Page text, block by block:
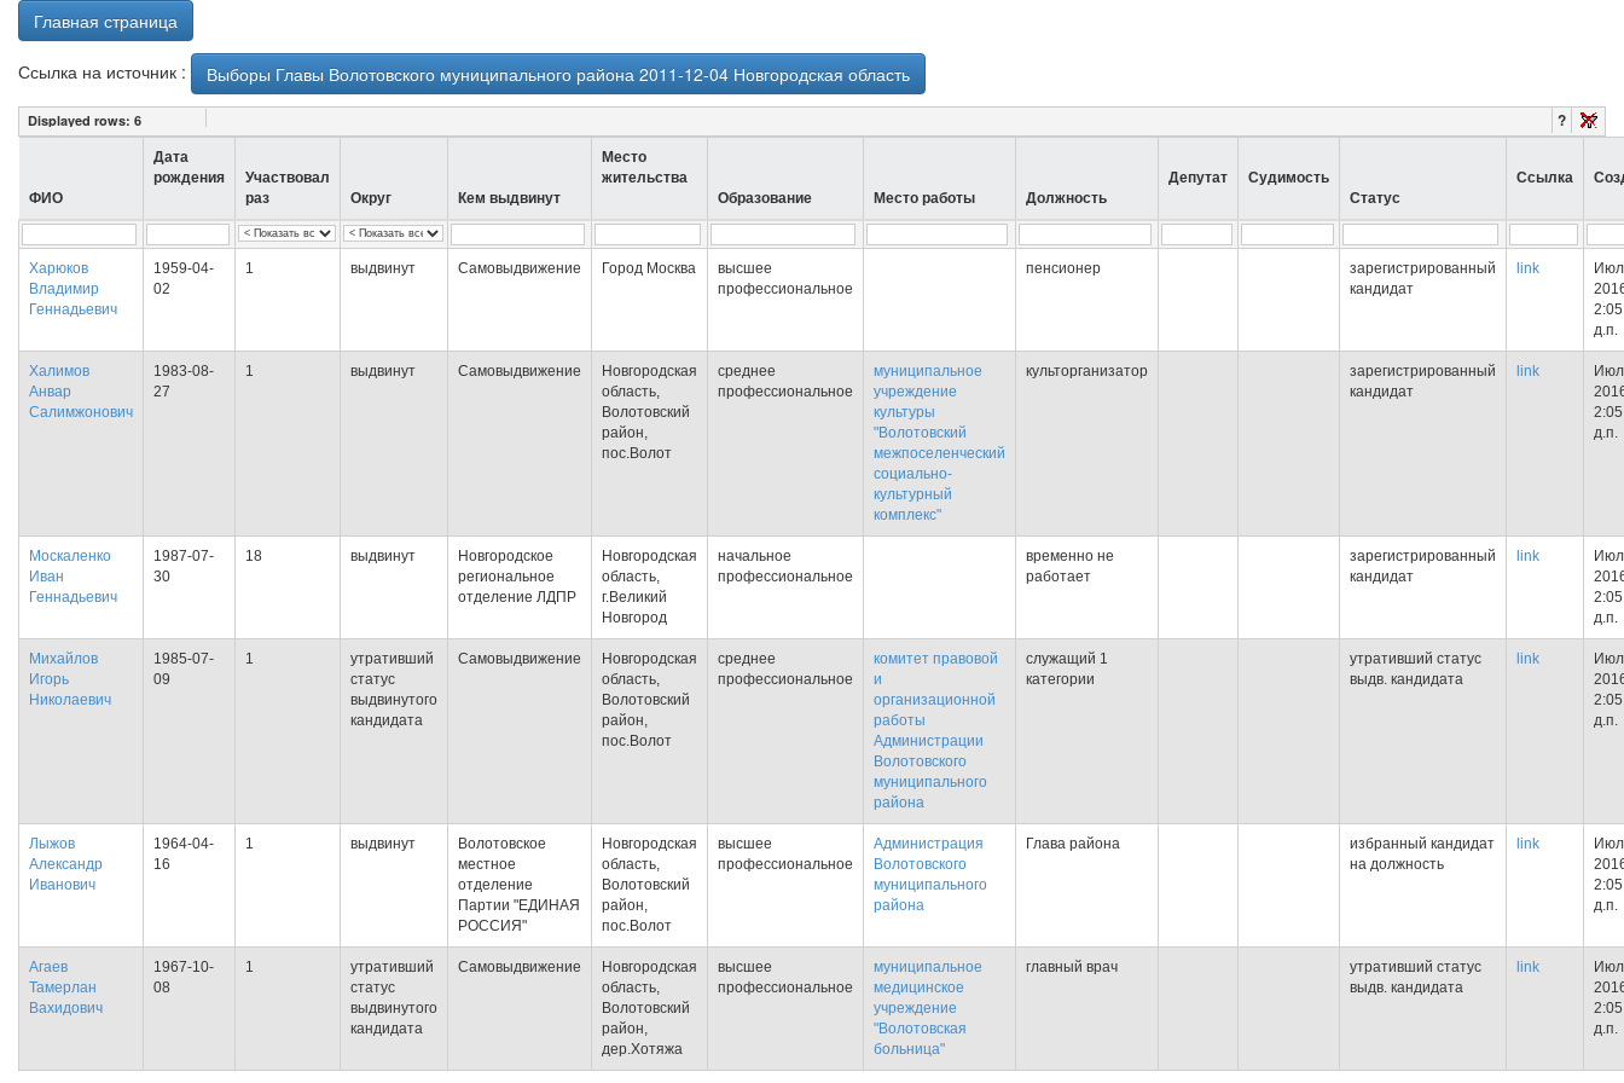
Главная страница
Ссылка на источник : Выборы Главы Волотовского муниципального района 2011-12-04 Новгородская область
Displayed rows: 6 ?
ФИО
Дата
рождения
Участвовал
раз
Округ Кем выдвинут
Место
жительства
Образование
Место работы Должность
Депутат
Судимость
Статус
Ссылка
Харюков
Владимир
Геннадьевич
1959-04-
02
1 выдвинут Самовыдвижение Город Москва
высшее
профессиональное
пенсионер
зарегистрированный
кандидат
link
2:05
д.п.
Халимов
Анвар
Салимжонович
1983-08-
27
1 выдвинут Самовыдвижение
Новгородская
область,
Волотовский
район,
пос.Волот
среднее
профессиональное
муниципальное
учреждение
культуры
"Волотовский
межпоселенческий
социально-
культурный
комплекс"
культорганизатор
зарегистрированный
кандидат
link
2:05
д.п.
Москаленко
Иван
Геннадьевич
1987-07-
30
18 выдвинут
Новгородское
региональное
отделение ЛДПР
Новгородская
область,
г.Великий
Новгород
начальное
профессиональное
временно не
работает
зарегистрированный
кандидат
link
2:05
д.п.
Михайлов
Игорь
Николаевич
1985-07-
09
1
утративший
статус
выдвинутого
кандидата
Самовыдвижение
Новгородская
область,
Волотовский
район,
пос.Волот
среднее
профессиональное
комитет правовой
и
организационной
работы
Администрации
Волотовского
муниципального
района
служащий 1
категории
утративший статус
выдв. кандидата
link
2:05
д.п.
Лыжов
Александр
Иванович
1964-04-
16
1 выдвинут
Волотовское
местное
отделение
Партии "ЕДИНАЯ
РОССИЯ"
Новгородская
область,
Волотовский
район,
пос.Волот
высшее
профессиональное
Администрация
Волотовского
муниципального
района
Глава района
избранный кандидат
на должность
link
2:05
д.п.
Агаев
Тамерлан
Вахидович
1967-10-
08
1
утративший
статус
выдвинутого
кандидата
Самовыдвижение
Новгородская
область,
Волотовский
район,
дер.Хотяжа
высшее
профессиональное
муниципальное
медицинское
учреждение
"Волотовская
больница"
главный врач
утративший статус
выдв. кандидата
link
2:05
д.п.